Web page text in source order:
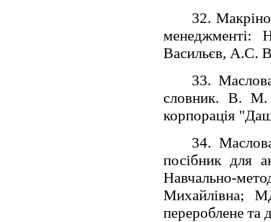
32.
менеджменті:
Васильєв, А.С.
33.
словник. В. М.
корпорація
34.
посібник для
Навчально-
Михайлівна;
перероблене